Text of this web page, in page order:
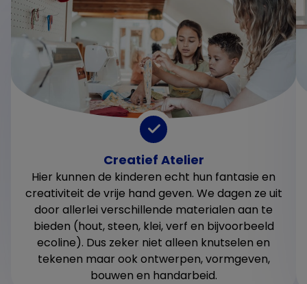
Creatief Atelier
Hier kunnen de kinderen echt hun fantasie en
creativiteit de vrije hand geven. We dagen ze uit
door allerlei verschillende materialen aan te
bieden (hout, steen, klei, verf en bijvoorbeeld
ecoline). Dus zeker niet alleen knutselen en
tekenen maar ook ontwerpen, vormgeven,
bouwen en handarbeid.